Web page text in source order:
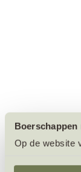
Op de website